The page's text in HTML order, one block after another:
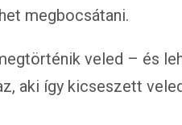
megbocsátani.
veled – és
aki így kicseszett